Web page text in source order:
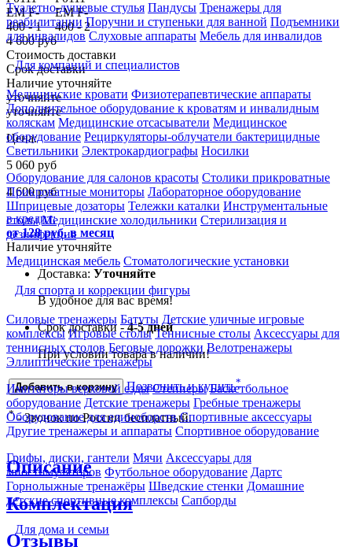
Туалетно-душевые стулья Пандусы Тренажеры для
реабилитации Поручни и ступеньки для ванной Подъемники
для инвалидов Слуховые аппараты Мебель для инвалидов
Для компаний и специалистов
Медицинские кровати Физиотерапевтические аппараты
Дополнительное оборудование к кроватям и инвалидным
коляскам Медицинские отсасыватели Медицинское
оборудование Рециркуляторы-облучатели бактерицидные
Светильники Электрокардиографы Носилки
Оборудование для салонов красоты Столики прикроватные
Прикроватные мониторы Лабораторное оборудование
Шприцевые дозаторы Тележки каталки Инструментальные
столы Медицинские холодильники Стерилизация и
дезинфекция
Медицинская мебель Стоматологические установки
Для спорта и коррекции фигуры
Силовые тренажеры Батуты Детские уличные игровые
комплексы Игровые столы Теннисные столы Аксессуары для
теннисных столов Беговые дорожки Велотренажеры
Эллиптические тренажеры
Имитаторы верховой езды Степперы Баскетбольное
оборудование Детские тренажеры Гребные тренажеры
Оборудование для единоборств Спортивные аксессуары
Другие тренажеры и аппараты Спортивное оборудование
Грифы, диски, гантели Мячи Аксессуары для
миостимуляторов Футбольное оборудование Дартс
Горнолыжные тренажёры Шведские стенки Домашние
детские спортивные комплексы Сапборды
Для дома и семьи
4 600 руб
Стоимость доставки
Срок доставки
Наличие уточняйте
уточняйте
уточняйте
Цена:
5 060 руб
4 600руб
в кредит:
от 128 руб. в месяц
Наличие уточняйте
Доставка: Уточняйте
В удобное для вас время!
Срок доставки -4-5 дней
При условии товара в наличии!
Добавить в корзину Позвонить и купить*
*- Звонок по России бесплатный.
Описание
Комплектация
Отзывы